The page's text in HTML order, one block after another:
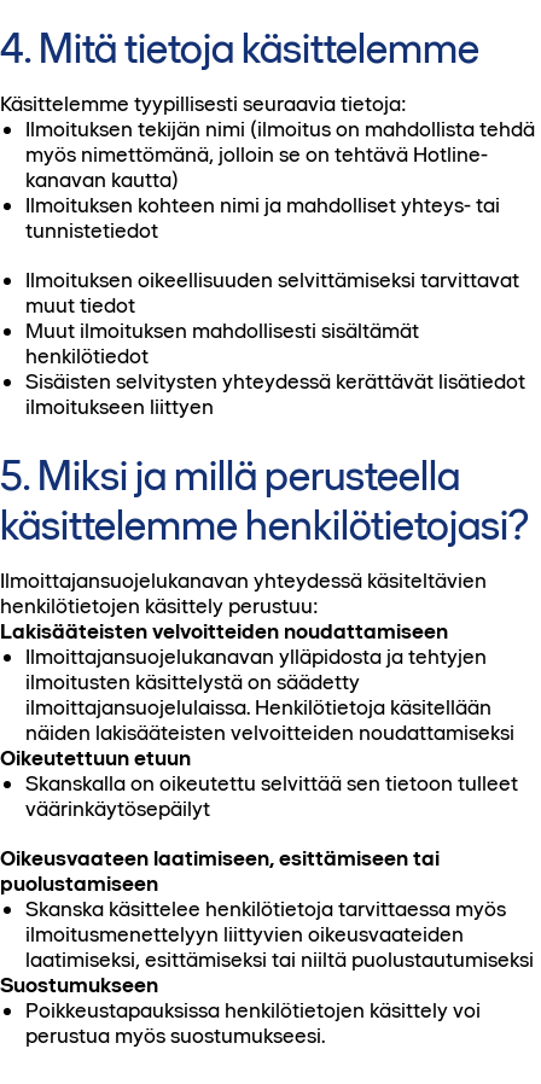
4. Mitä tietoja käsittelemme
Käsittelemme tyypillisesti seuraavia tietoja:
Ilmoituksen tekijän nimi (ilmoitus on mahdollista tehdä
myös nimettömänä, jolloin se on tehtävä Hotline-
kanavan kautta)
Ilmoituksen kohteen nimi ja mahdolliset yhteys- tai
tunnistetiedot
Ilmoituksen oikeellisuuden selvittämiseksi tarvittavat
muut tiedot
Muut ilmoituksen mahdollisesti sisältämät
henkilötiedot
Sisäisten selvitysten yhteydessä kerättävät lisätiedot
ilmoitukseen liittyen
5. Miksi ja millä perusteella
käsittelemme henkilötietojasi?
Ilmoittajansuojelukanavan yhteydessä käsiteltävien
henkilötietojen käsittely perustuu:
Lakisääteisten velvoitteiden noudattamiseen
Ilmoittajansuojelukanavan ylläpidosta ja tehtyjen
ilmoitusten käsittelystä on säädetty
ilmoittajansuojelulaissa. Henkilötietoja käsitellään
näiden lakisääteisten velvoitteiden noudattamiseksi
Oikeutettuun etuun
Skanskalla on oikeutettu selvittää sen tietoon tulleet
väärinkäytösepäilyt
Oikeusvaateen laatimiseen, esittämiseen tai
puolustamiseen
Skanska käsittelee henkilötietoja tarvittaessa myös
ilmoitusmenettelyyn liittyvien oikeusvaateiden
laatimiseksi, esittämiseksi tai niiltä puolustautumiseksi
Suostumukseen
Poikkeustapauksissa henkilötietojen käsittely voi
perustua myös suostumukseesi.